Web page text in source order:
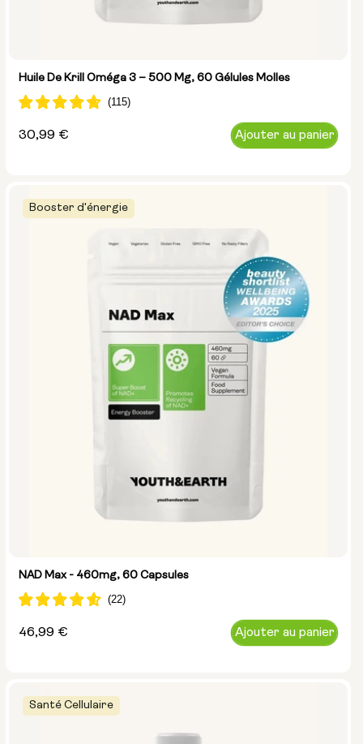
Huile De Krill Oméga 3 – 500 Mg, 60 Gélules Molles
Prix
30,99 € Ajouter au panier
Booster d'énergie
NAD Max - 460mg, 60 Capsules
Prix
46,99 € Ajouter au panier
Santé Cellulaire